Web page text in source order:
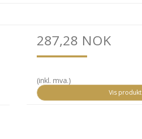
287,28 NOK
(inkl. mva.)
Vis produkt